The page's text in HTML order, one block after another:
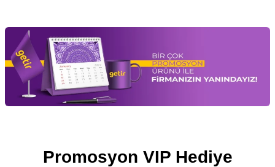
Promosyon VIP Hediye